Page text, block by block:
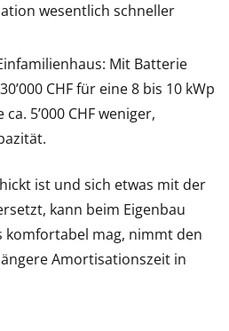
wesentlich schneller
Mit Batterie
CHF für eine 8 bis 10 kWp
5’000 CHF weniger,
ist und sich etwas mit der
kann beim Eigenbau
komfortabel mag, nimmt den
Amortisationszeit in